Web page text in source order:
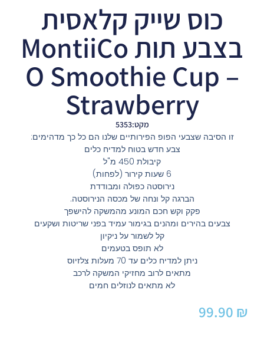
כוס שייק קלאסית
בצבע תות MontiiCo
O Smoothie Cup –
Strawberry
מקט:5353
זו הסיבה שצבעי הפופ הפירותיים שלנו הם כל כך מדהימים:
צבע חדש בטוח למדיח כלים
קיבולת 450 מ"ל
6 שעות קירור (לפחות)
נירוסטה כפולה ומבודדת
הברגה קל ונחה של מכסה הנירוסטה.
פקק וקש חכם המונע מהמשקה להישפך
צבעים בהירים ומהנים בגימור עמיד בפני שריטות ושקעים
קל לשמור על ניקיון
לא תופס בטעמים
ניתן למדיח כלים עד 70 מעלות צלזיוס
מתאים לרוב מחזיקי המשקה לרכב
לא מתאים לנוזלים חמים
99.90 ₪